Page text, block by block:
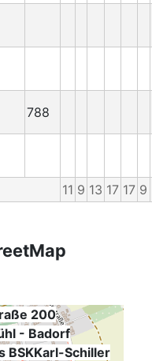
788
11 9 13 17 17 9
200
- Badorf
BSKKarl-Schiller